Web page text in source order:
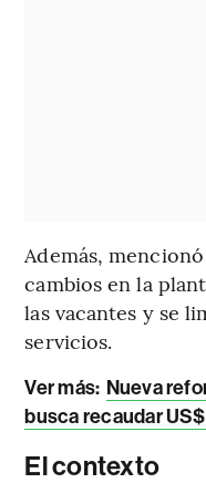
Además,
cambios en la
las vacantes y se
servicios.
Ver más: Nueva
busca recaudar
El contexto